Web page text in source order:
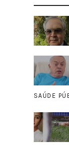
SAÚDE